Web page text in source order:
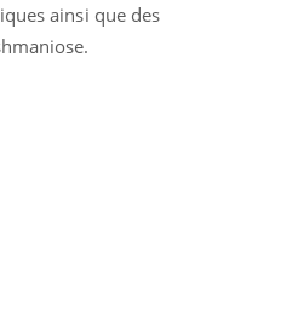
ainsi que des